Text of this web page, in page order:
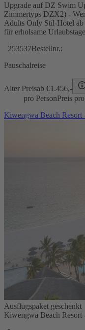
Upgrade auf DZ Swim
Zimmertyps DZX2) -
Adults Only Stil-Hotel ab
für erholsame
253537Bestellnr.:
Pauschalreise
Alter Preisab €1.456,-
pro PersonPreis
Kiwengwa Beach Resort
Ausflugspaket geschenkt
Kiwengwa Beach Resort